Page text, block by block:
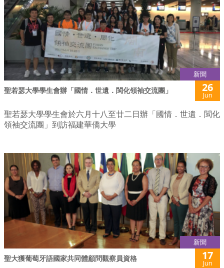
新聞
聖若瑟大學學生會辦「國情．世遺．閩化領袖交流團」 26
Jun
聖若瑟大學學生會於六月十八至廿二日辦「國情．世遺．閩化
領袖交流團」到訪福建華僑大學
新聞
聖大獲葡萄牙語國家共同體顧問觀察員資格 17
Jun